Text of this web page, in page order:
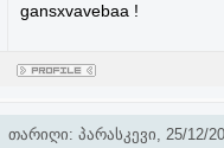
gansxvavebaa !
თარიღი: პარასკევი, 25/12/